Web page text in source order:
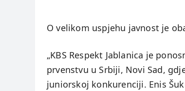
O velikom uspjehu javnost je
„KBS Respekt Jablanica je
prvenstvu u Srbiji, Novi Sad,
juniorskoj konkurenciji. Enis